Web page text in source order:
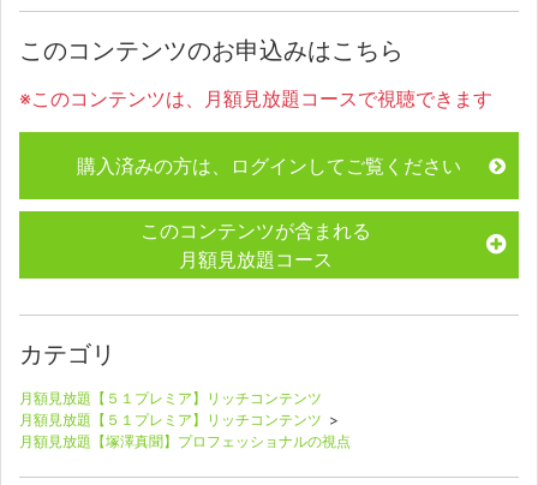
このコンテンツのお申込みはこちら
※このコンテンツは、月額見放題コースで視聴できます
購入済みの方は、ログインしてご覧ください
このコンテンツが含まれる
月額見放題コース
カテゴリ
月額見放題【５１プレミア】リッチコンテンツ
月額見放題【５１プレミア】リッチコンテンツ >
月額見放題【塚澤真聞】プロフェッショナルの視点